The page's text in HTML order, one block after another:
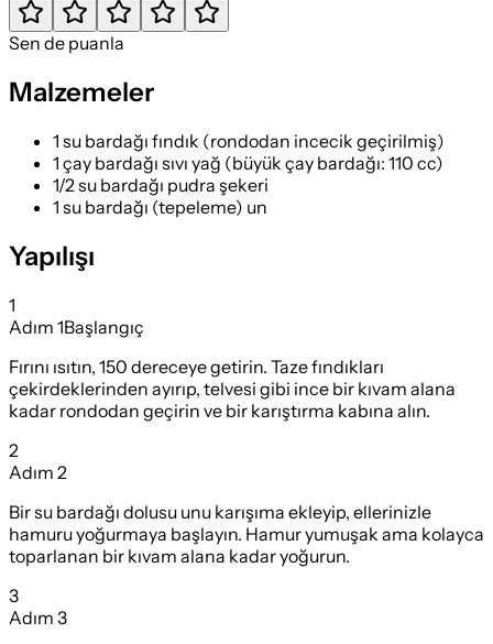
Sen de puanla
Malzemeler
1 su bardağı fındık (rondodan incecik geçirilmiş)
1 çay bardağı sıvı yağ (büyük çay bardağı: 110 cc)
1/2 su bardağı pudra şekeri
1 su bardağı (tepeleme) un
Yapılışı
1
Adım 1Başlangıç
Fırını ısıtın, 150 dereceye getirin. Taze fındıkları
çekirdeklerinden ayırıp, telvesi gibi ince bir kıvam alana
kadar rondodan geçirin ve bir karıştırma kabına alın.
2
Adım 2
Bir su bardağı dolusu unu karışıma ekleyip, ellerinizle
hamuru yoğurmaya başlayın. Hamur yumuşak ama kolayca
toparlanan bir kıvam alana kadar yoğurun.
3
Adım 3